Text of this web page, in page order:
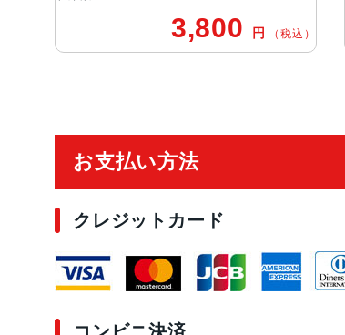
3,800 円 （税込）
お支払い方法
クレジットカード